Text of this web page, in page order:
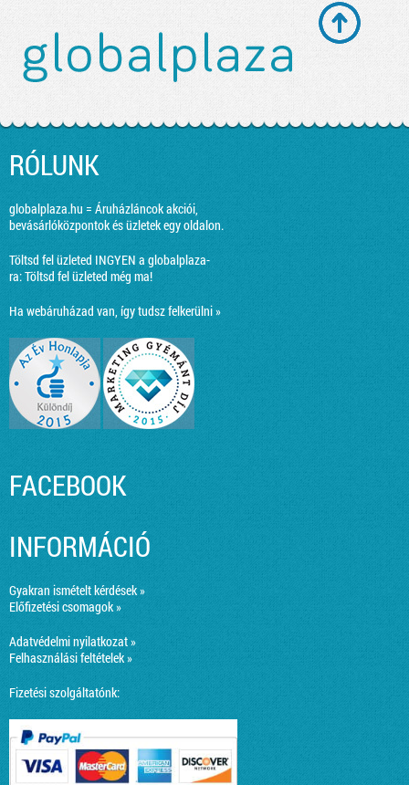
RÓLUNK
globalplaza.hu = Áruházláncok akciói,
bevásárlóközpontok és üzletek egy oldalon.
Töltsd fel üzleted INGYEN a globalplaza-
ra:Töltsd fel üzleted még ma!
Ha webáruházad van, így tudsz felkerülni »
FACEBOOK
INFORMÁCIÓ
Gyakran ismételt kérdések »
Előfizetési csomagok »
Adatvédelmi nyilatkozat »
Felhasználási feltételek »
Fizetési szolgáltatónk: